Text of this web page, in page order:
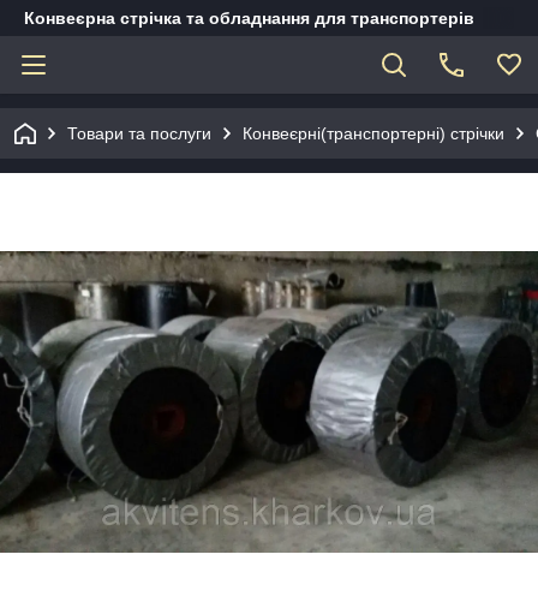
Конвеєрна стрічка та обладнання для транспортерів
Товари та послуги Конвеєрні(транспортерні) стрічки